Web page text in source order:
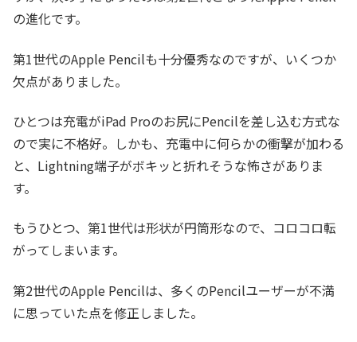
の進化です。
第1世代のApple Pencilも十分優秀なのですが、いくつか
欠点がありました。
ひとつは充電がiPad Proのお尻にPencilを差し込む方式な
ので実に不格好。しかも、充電中に何らかの衝撃が加わる
と、Lightning端子がボキッと折れそうな怖さがありま
す。
もうひとつ、第1世代は形状が円筒形なので、コロコロ転
がってしまいます。
第2世代のApple Pencilは、多くのPencilユーザーが不満
に思っていた点を修正しました。